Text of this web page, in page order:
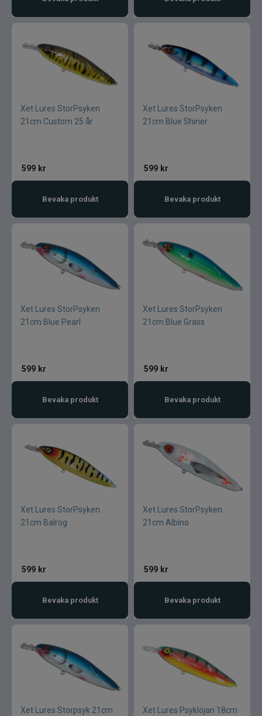
Kinetic
LureLock
Lunker City
Maxximus
McLean
Mepps
Mitchell
Mora
Nils Master
Okuma
Xet Lures StorPsyken
21cm Custom 25 år
599 kr
Bevaka produkt
Xet Lures StorPsyken
21cm Blue Shiner
599 kr
Bevaka produkt
Xet Lures StorPsyken
21cm Blue Pearl
599 kr
Bevaka produkt
Xet Lures StorPsyken
21cm Blue Grass
599 kr
Bevaka produkt
Xet Lures StorPsyken
21cm Balrog
599 kr
Bevaka produkt
Xet Lures StorPsyken
21cm Albino
599 kr
Bevaka produkt
Xet Lures Storpsyk 21cm
Xet Lures Psyklöjan 18cm